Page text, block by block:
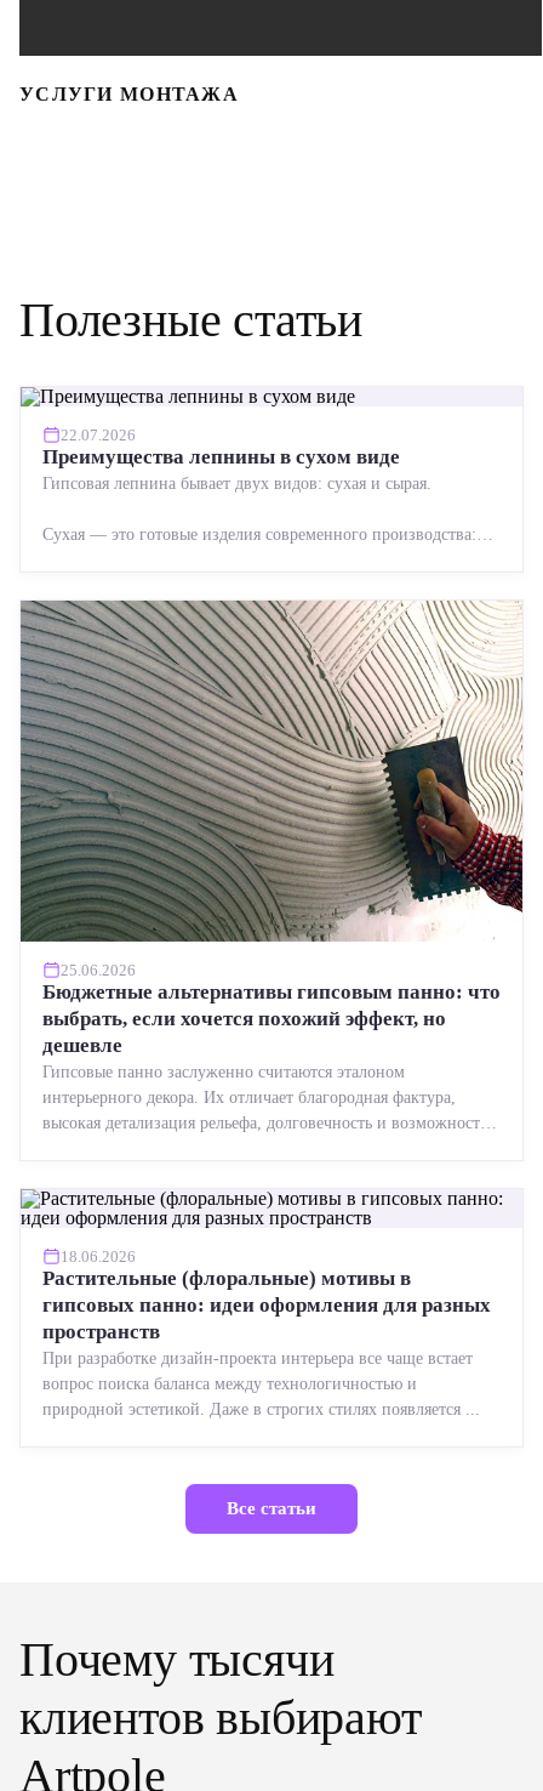
УСЛУГИ МОНТАЖА
Полезные статьи
22.07.2026
Преимущества лепнины в сухом виде
Гипсовая лепнина бывает двух видов: сухая и сырая.
Сухая — это готовые изделия современного производства:
25.06.2026
Бюджетные альтернативы гипсовым панно: что
выбрать, если хочется похожий эффект, но
дешевле
Гипсовые панно заслуженно считаются эталоном
интерьерного декора. Их отличает благородная фактура,
высокая детализация рельефа, долговечность и возможность
18.06.2026
Растительные (флоральные) мотивы в
гипсовых панно: идеи оформления для разных
пространств
При разработке дизайн-проекта интерьера все чаще встает
вопрос поиска баланса между технологичностью и
природной эстетикой. Даже в строгих стилях появляется ...
Все статьи
Почему тысячи
клиентов выбирают
Artpole